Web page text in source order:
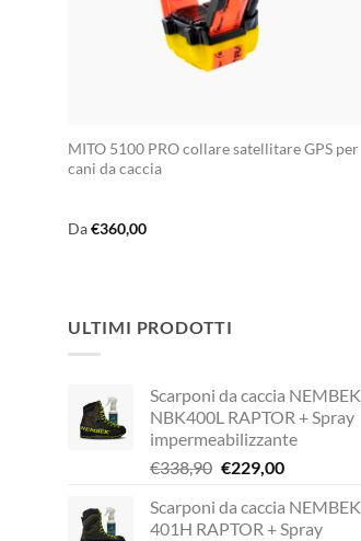
MITO 5100 PRO collare satellitare GPS per
cani da caccia
Da€360,00
ULTIMI PRODOTTI
Scarponi da caccia NEMBEK
NBK400L RAPTOR + Spray
impermeabilizzante
€338,90 Il
originale
era:
€229,00Il
attuale
è:
Scarponi da caccia NEMBEK
401H RAPTOR + Spray